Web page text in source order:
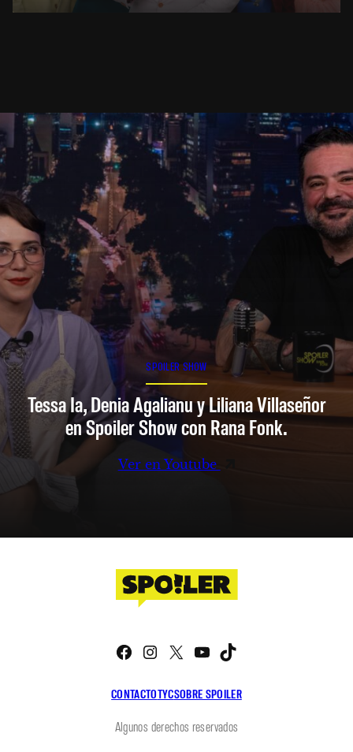
SPOILER SHOW
Tessa Ia, Denia Agalianu y Liliana Villaseñor
en Spoiler Show con Rana Fonk.
Ver en Youtube
CONTACTOTYCSOBRE SPOILER
Facebook
Instagram
X YouTube
Algunos derechos reservados